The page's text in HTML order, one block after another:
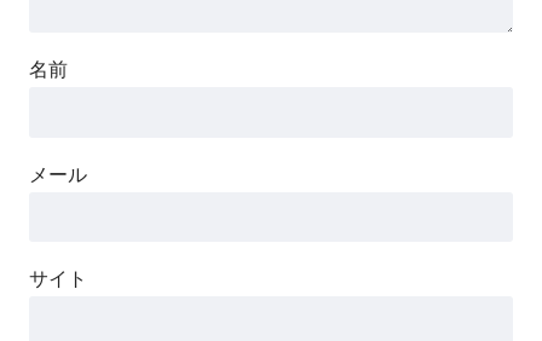
名前
メール
サイト